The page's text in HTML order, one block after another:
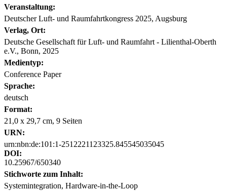
Veranstaltung:
Deutscher Luft- und Raumfahrtkongress 2025, Augsburg
Verlag, Ort:
Deutsche Gesellschaft für Luft- und Raumfahrt - Lilienthal-Oberth
e.V., Bonn, 2025
Medientyp:
Conference Paper
Sprache:
deutsch
Format:
21,0 x 29,7 cm, 9 Seiten
URN:
urn:nbn:de:101:1-2512221123325.845545035045
DOI:
10.25967/650340
Stichworte zum Inhalt:
Systemintegration, Hardware-in-the-Loop